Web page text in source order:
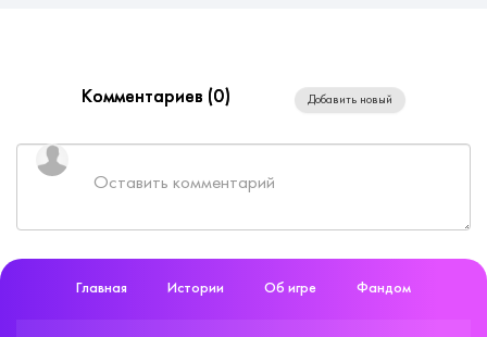
Комментариев (0) Добавить новый
Главная Истории Об игре Фандом